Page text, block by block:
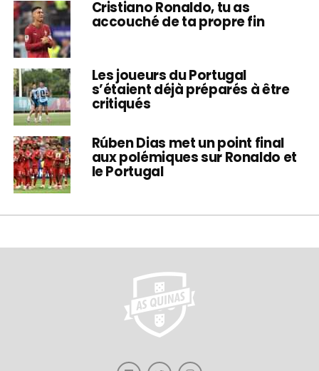
Cristiano Ronaldo, tu as
accouché de ta propre fin
Les joueurs du Portugal
s’étaient déjà préparés à être
critiqués
Rúben Dias met un point final
aux polémiques sur Ronaldo et
le Portugal